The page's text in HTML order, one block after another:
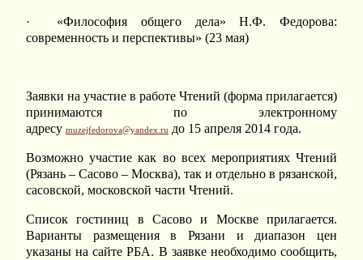
· «Философия общего дела» Н.Ф. Федорова:
современность и перспективы» (23 мая)
Заявки на участие в работе Чтений (форма прилагается)
принимаются по электронному
адресу muzejfedorova@yandex.ru до 15 апреля 2014 года.
Возможно участие как во всех мероприятиях Чтений
(Рязань – Сасово – Москва), так и отдельно в рязанской,
сасовской, московской части Чтений.
Список гостиниц в Сасово и Москве прилагается.
Варианты размещения в Рязани и диапазон цен
указаны на сайте РБА. В заявке необходимо сообщить,